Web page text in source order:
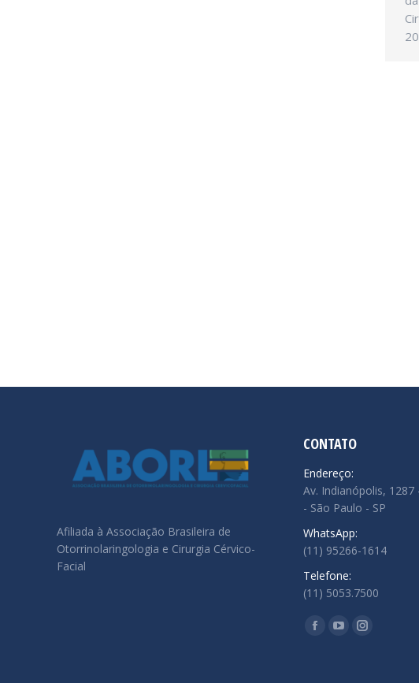
Afiliada à Associação Brasileira de
Otorrinolaringologia e Cirurgia Cérvico-
Facial
CONTATO
Endereço:
Av. Indianópolis,
- São Paulo - SP
WhatsApp:
(11) 95266-1614
Telefone:
(11) 5053.7500
Encontre-nos em:
Facebook
YouTubeInstagram